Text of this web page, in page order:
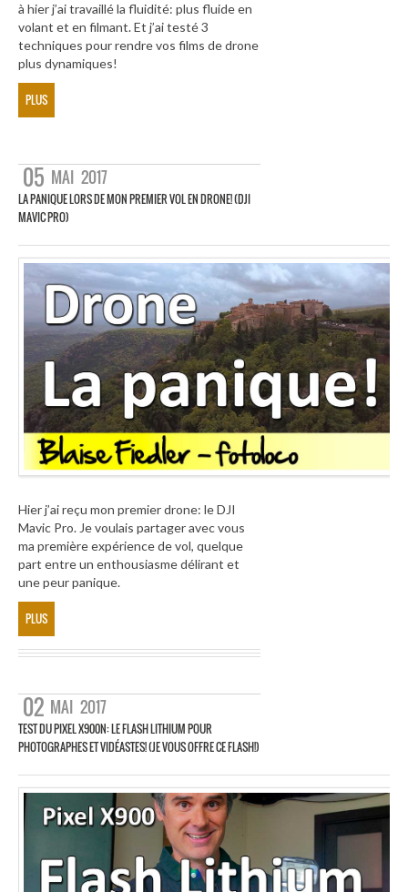
à hier j’ai travaillé la fluidité: plus fluide en
volant et en filmant. Et j’ai testé 3
techniques pour rendre vos films de drone
plus dynamiques!
PLUS
05 MAI 2017
LA PANIQUE LORS DE MON PREMIER VOL EN DRONE! (DJI
MAVIC PRO)
Hier j’ai reçu mon premier drone: le DJI
Mavic Pro. Je voulais partager avec vous
ma première expérience de vol, quelque
part entre un enthousiasme délirant et
une peur panique.
PLUS
02 MAI 2017
TEST DU PIXEL X900N: LE FLASH LITHIUM POUR
PHOTOGRAPHES ET VIDÉASTES! (JE VOUS OFFRE CE FLASH!)